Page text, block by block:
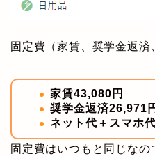
固定費（家賃、奨学金返
家賃43,080円
奨学金返済26,971
ネット代＋スマホ
固定費はいつもと同じなの